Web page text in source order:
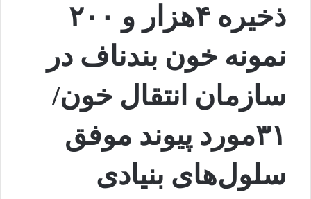
ذخیره ۴هزار و ۲۰۰
نمونه خون بندناف در
سازمان انتقال خون/
۳۱مورد پیوند موفق
سلول‌های بنیادی